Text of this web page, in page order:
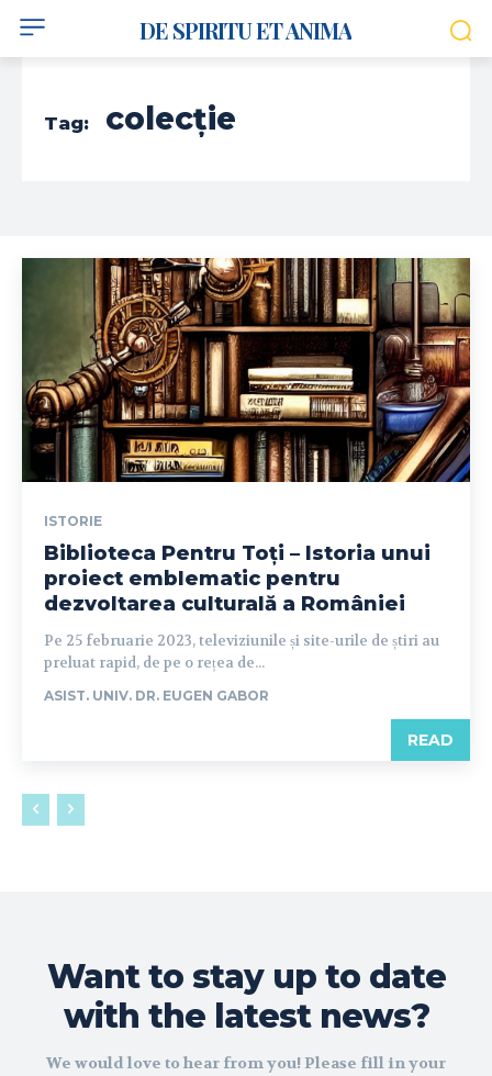
DE SPIRITU ET ANIMA
Tag: colecție
ISTORIE
Biblioteca Pentru Toți – Istoria unui
proiect emblematic pentru
dezvoltarea culturală a României
Pe 25 februarie 2023, televiziunile și site-urile de știri au
preluat rapid, de pe o rețea de...
ASIST. UNIV. DR. EUGEN GABOR
READ
Want to stay up to date
with the latest news?
We would love to hear from you! Please fill in your